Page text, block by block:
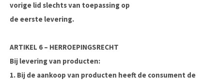
vorige lid slechts van toepassing op
de eerste levering.
ARTIKEL 6 – HERROEPINGSRECHT
Bij levering van producten:
1. Bij de aankoop van producten heeft de consument de